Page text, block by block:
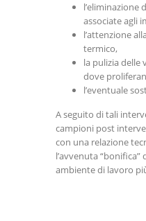
l’eliminazione
associate agli
l’attenzione
termico,
la pulizia delle
dove
l’eventuale
A seguito di tali
campioni post
con una relazione
l’avvenuta
ambiente di lavoro